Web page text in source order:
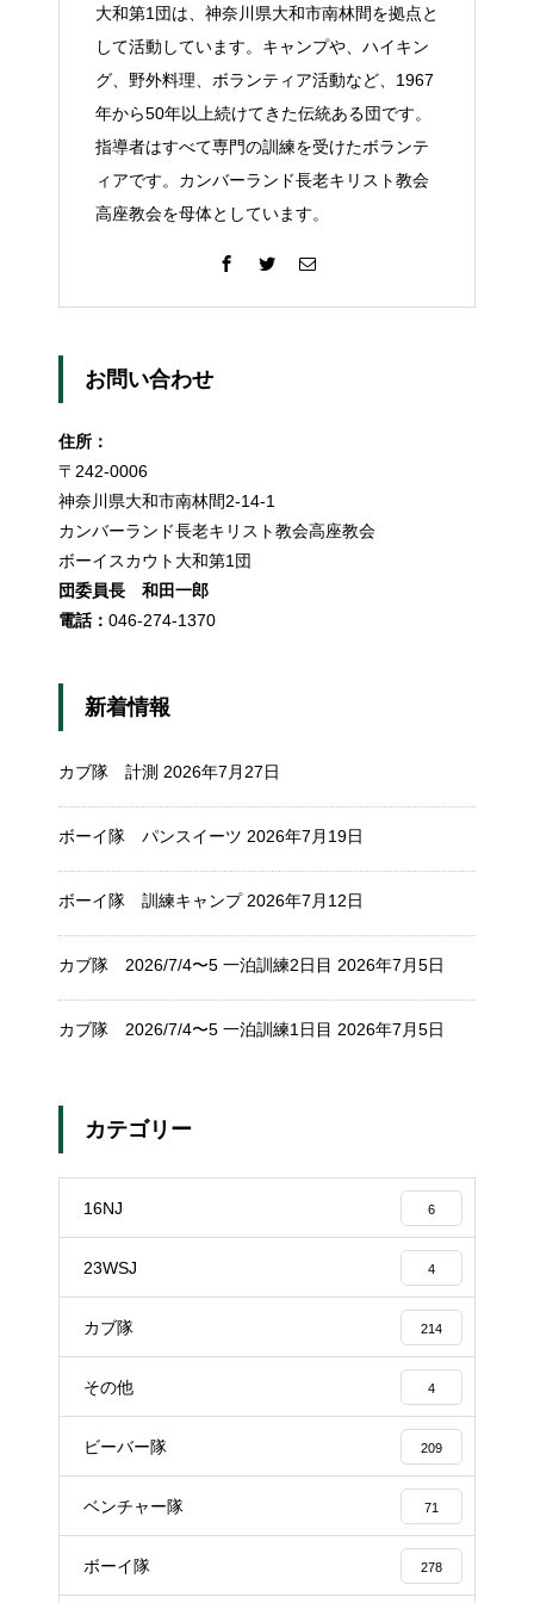
大和第1団は、神奈川県大和市南林間を拠点と
して活動しています。キャンプや、ハイキン
グ、野外料理、ボランティア活動など、1967
年から50年以上続けてきた伝統ある団です。
指導者はすべて専門の訓練を受けたボランテ
ィアです。カンバーランド長老キリスト教会
高座教会を母体としています。
お問い合わせ
住所：
〒242-0006
神奈川県大和市南林間2-14-1
カンバーランド長老キリスト教会高座教会
ボーイスカウト大和第1団
団委員長 和田一郎
電話： 046-274-1370
新着情報
カブ隊 計測 2026年7月27日
ボーイ隊 パンスイーツ 2026年7月19日
ボーイ隊 訓練キャンプ 2026年7月12日
カブ隊 2026/7/4〜5 一泊訓練2日目 2026年7月5日
カブ隊 2026/7/4〜5 一泊訓練1日目 2026年7月5日
カテゴリー
16NJ 6
23WSJ 4
カブ隊 214
その他 4
ビーバー隊 209
ベンチャー隊 71
ボーイ隊 278